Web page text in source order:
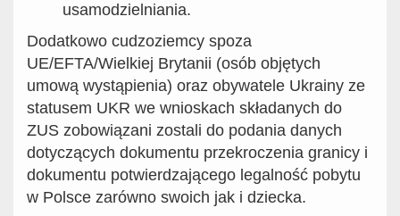
usamodzielniania.
Dodatkowo cudzoziemcy spoza
UE/EFTA/Wielkiej Brytanii (osób objętych
umową wystąpienia) oraz obywatele Ukrainy ze
statusem UKR we wnioskach składanych do
ZUS zobowiązani zostali do podania danych
dotyczących dokumentu przekroczenia granicy i
dokumentu potwierdzającego legalność pobytu
w Polsce zarówno swoich jak i dziecka.